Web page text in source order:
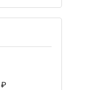
₽